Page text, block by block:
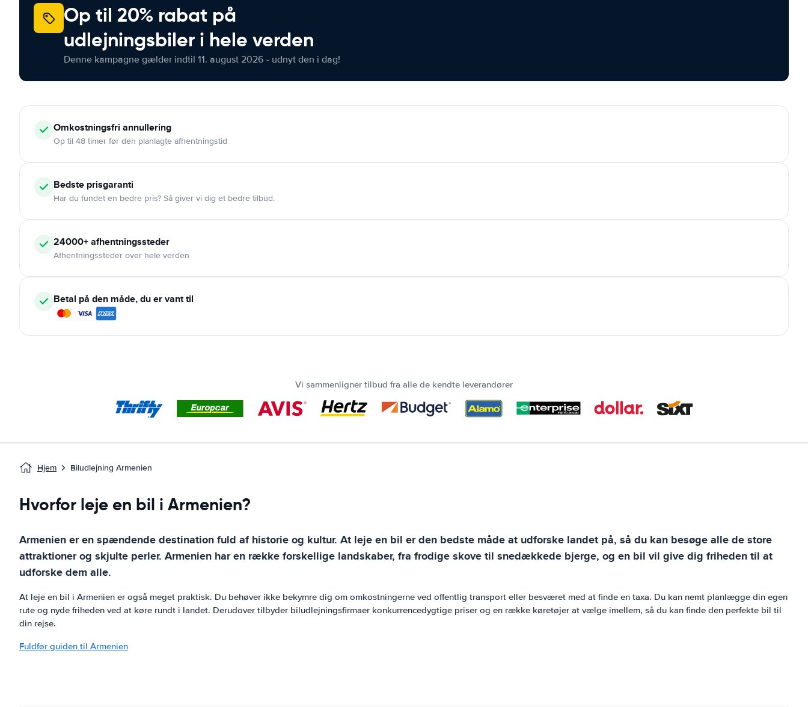
Op til 20% rabat på
udlejningsbiler i hele verden
Denne kampagne gælder indtil 11. august 2026 - udnyt den i dag!
Omkostningsfri annullering
Op til 48 timer før den planlagte afhentningstid
Bedste prisgaranti
Har du fundet en bedre pris? Så giver vi dig et bedre tilbud.
24000+afhentningssteder
Afhentningssteder over hele verden
Betal på den måde, du er vant til
Vi sammenligner tilbud fra alle de kendte leverandører
Hjem Biludlejning Armenien
Hvorfor leje en bil i Armenien?
Armenien er en spændende destination fuld af historie og kultur. At leje en bil er den bedste måde at udforske landet på, så du kan besøge alle de store
attraktioner og skjulte perler. Armenien har en række forskellige landskaber, fra frodige skove til snedækkede bjerge, og en bil vil give dig friheden til at
udforske dem alle.
At leje en bil i Armenien er også meget praktisk. Du behøver ikke bekymre dig om omkostningerne ved offentlig transport eller besværet med at finde en taxa. Du kan nemt planlægge din egen
rute og nyde friheden ved at køre rundt i landet. Derudover tilbyder biludlejningsfirmaer konkurrencedygtige priser og en række køretøjer at vælge imellem, så du kan finde den perfekte bil til
din rejse.
Fuldfør guiden til Armenien